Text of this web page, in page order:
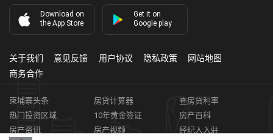
Download on
the App Store
Get it on
Google play
关于我们 意见反馈 用户协议 隐私政策
网站地图
商务合作
柬埔寨头条 房贷计算器
查房贷利率
热门投资区域
10年黄金签证
房产百科
房产资讯
房产视频 经纪人入驻